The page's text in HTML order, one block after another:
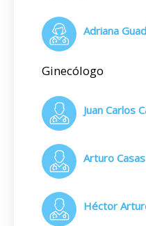
Adriana
Ginecólogo
Juan Carlos
Arturo
Héctor